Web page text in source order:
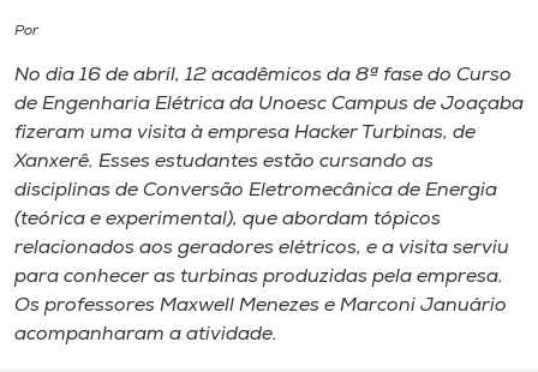
Cultura
CPA
Biblioteca
Editora
Rádio
Por
No dia 16 de abril, 12 acadêmicos da 8ª fase do Curso
de Engenharia Elétrica da Unoesc Campus de Joaçaba
fizeram uma visita à empresa Hacker Turbinas, de
Xanxerê. Esses estudantes estão cursando as
disciplinas de Conversão Eletromecânica de Energia
(teórica e experimental), que abordam tópicos
relacionados aos geradores elétricos, e a visita serviu
para conhecer as turbinas produzidas pela empresa.
Os professores Maxwell Menezes e Marconi Januário
acompanharam a atividade.